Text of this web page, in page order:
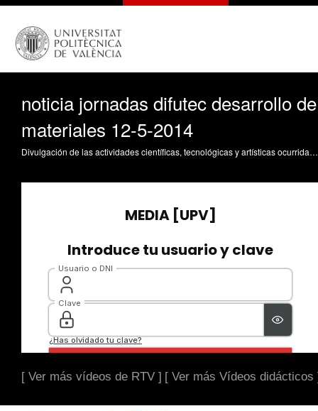
noticia jornadas difutec desarrollo de
materiales 12-5-2014
Divulgación de las actividades científicas, tecnológicas y artísticas ocurridas en los tres campus de la UPV
[ Ver más vídeos de RTV ] [ Ver más Vídeos didácticos